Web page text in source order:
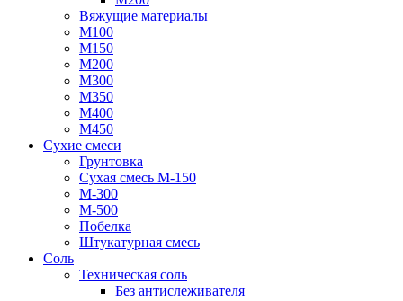
Вяжущие материалы
М100
М150
М200
М300
М350
М400
М450
Сухие смеси
Грунтовка
Сухая смесь М-150
М-300
М-500
Побелка
Штукатурная смесь
Соль
Техническая соль
Без антислеживателя